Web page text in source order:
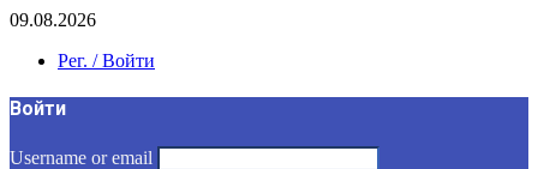
09.08.2026
Рег. / Войти
Войти
Username or email